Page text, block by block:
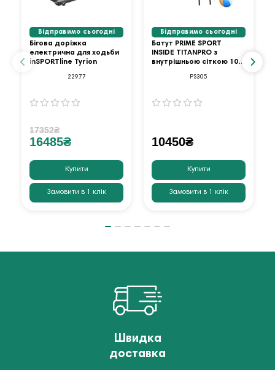
Відправимо сьогодні
Бігова доріжка
електрична для ходьби
inSPORTline Tyrion
22977
17352₴
16485₴
Купити
Замовити в 1 клік
Відправимо сьогодні
Батут PRIME SPORT
INSIDE TITANPRO з
внутрішньою сіткою 10
PS305
10450₴
Купити
Замовити в 1 клік
Швидка
доставка